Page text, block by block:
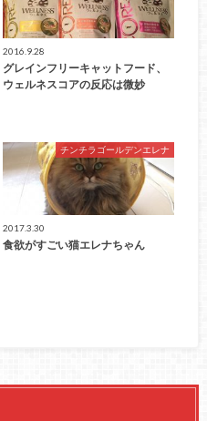
2016.9.28
グレインフリーキャットフード、
ウェルネスコアの反応は微妙
チンチラゴールデンエレナ
2017.3.30
食欲がすごい猫エレナちゃん